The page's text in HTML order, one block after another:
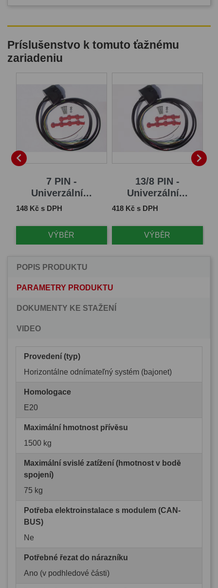
Príslušenstvo k tomuto ťažnému
zariadeniu

7 PIN -
Univerzální...
Cena
148 Kč s DPH
VÝBĚR
13/8 PIN -
Univerzální...
Cena
418 Kč s DPH
VÝBĚR

POPIS PRODUKTU
PARAMETRY PRODUKTU
DOKUMENTY KE STAŽENÍ
VIDEO
Provedení (typ)
Horizontálne odnímateľný systém (bajonet)
Homologace
E20
Maximální hmotnost přívěsu
1500 kg
Maximální svislé zatížení (hmotnost v bodě
spojení)
75 kg
Potřeba elektroinstalace s modulem (CAN-
BUS)
Ne
Potřebné řezat do nárazníku
Ano (v podhledové části)